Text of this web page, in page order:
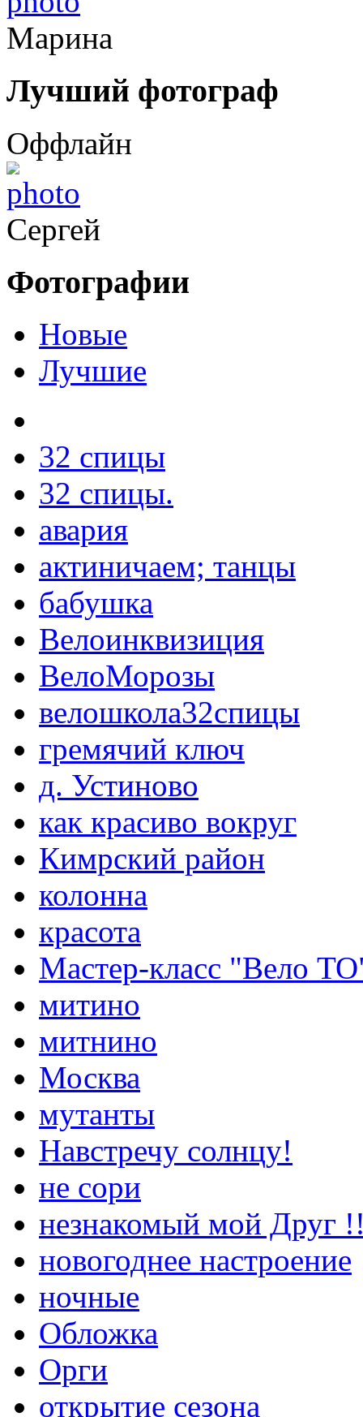
Марина
Лучший фотограф
Оффлайн
Сергей
Фотографии
Новые
Лучшие
32 спицы
32 спицы.
авария
актиничаем; танцы
бабушка
Велоинквизиция
ВелоМорозы
велошкола32спицы
гремячий ключ
д. Устиново
как красиво вокруг
Кимрский район
колонна
красота
Мастер-класс "Вело
митино
митнино
Москва
мутанты
Навстречу солнцу!
не сори
незнакомый мой Друг
новогоднее настроение
ночные
Обложка
Орги
открытие сезона